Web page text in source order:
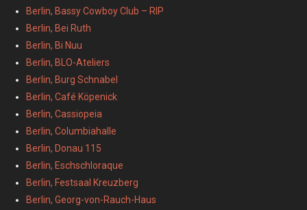
Berlin, Bassy Cowboy Club – RIP
Berlin, Bei Ruth
Berlin, Bi Nuu
Berlin, BLO-Ateliers
Berlin, Burg Schnabel
Berlin, Café Köpenick
Berlin, Cassiopeia
Berlin, Columbiahalle
Berlin, Donau 115
Berlin, Eschschloraque
Berlin, Festsaal Kreuzberg
Berlin, Georg-von-Rauch-Haus